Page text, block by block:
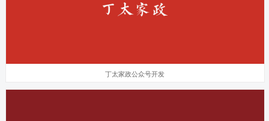
丁太家政公众号开发